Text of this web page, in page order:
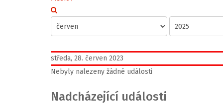
středa, 28. červen 2023
Nebyly nalezeny žádné události
Nadcházející události